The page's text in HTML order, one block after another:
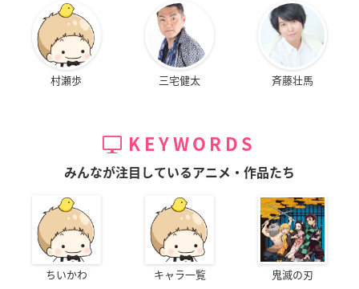
村瀬歩 三宅健太 斉藤壮馬
KEYWORDS
みんなが注目しているアニメ・作品たち
ちいかわ キャラ一覧 鬼滅の刃